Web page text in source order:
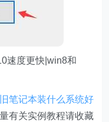
速度更快|win8和
旧笔记本装什么系统好
有关实例教程请收藏